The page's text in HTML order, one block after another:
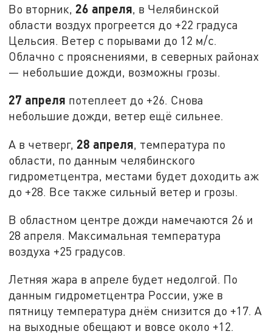
Во вторник, 26 апреля, в Челябинской
области воздух прогреется до +22 градуса
Цельсия. Ветер с порывами до 12 м/с.
Облачно с прояснениями, в северных районах
— небольшие дожди, возможны грозы.
27 апреля потеплеет до +26. Снова
небольшие дожди, ветер ещё сильнее.
А в четверг, 28 апреля, температура по
области, по данным челябинского
гидрометцентра, местами будет доходить аж
до +28. Все также сильный ветер и грозы.
В областном центре дожди намечаются 26 и
28 апреля. Максимальная температура
воздуха +25 градусов.
Летняя жара в апреле будет недолгой. По
данным гидрометцентра России, уже в
пятницу температура днём снизится до +17. А
на выходные обещают и вовсе около +12.